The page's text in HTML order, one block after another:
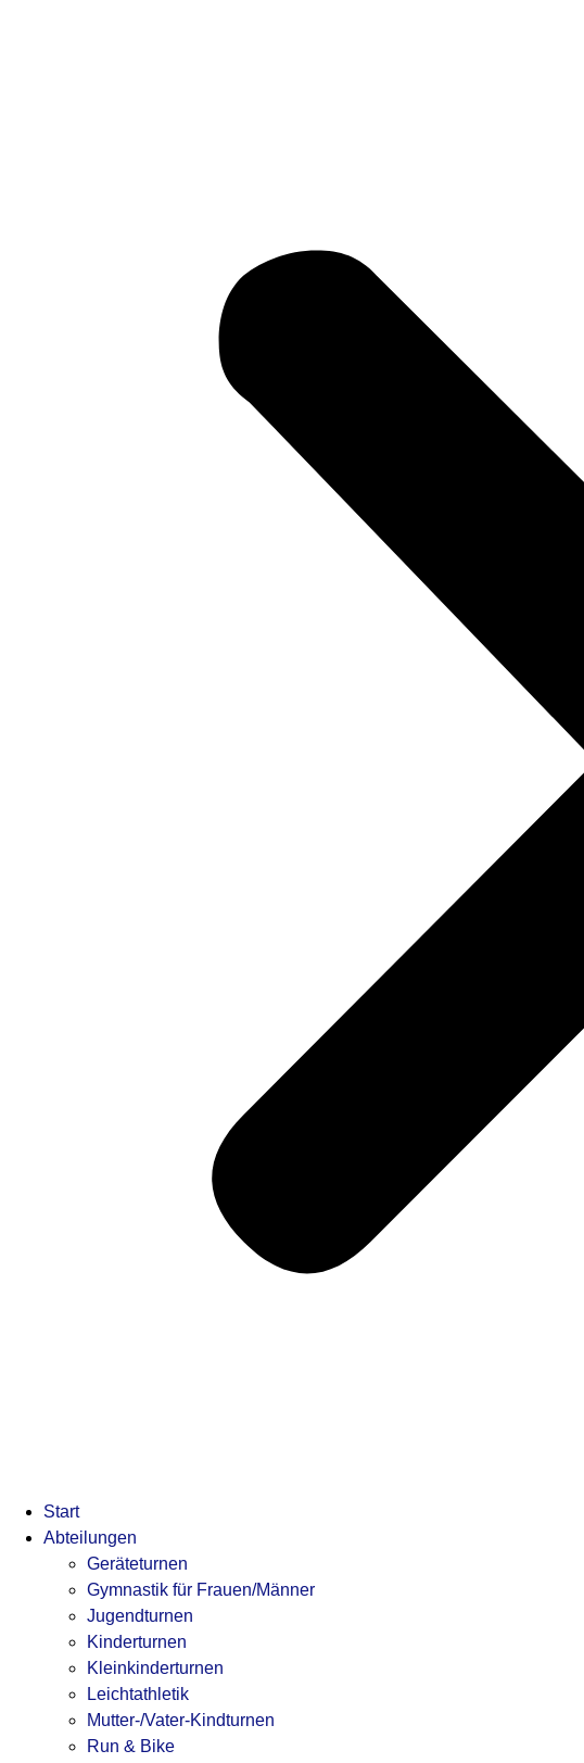
Start
Abteilungen
Geräteturnen
Gymnastik für Frauen/Männer
Jugendturnen
Kinderturnen
Kleinkinderturnen
Leichtathletik
Mutter-/Vater-Kindturnen
Run & Bike